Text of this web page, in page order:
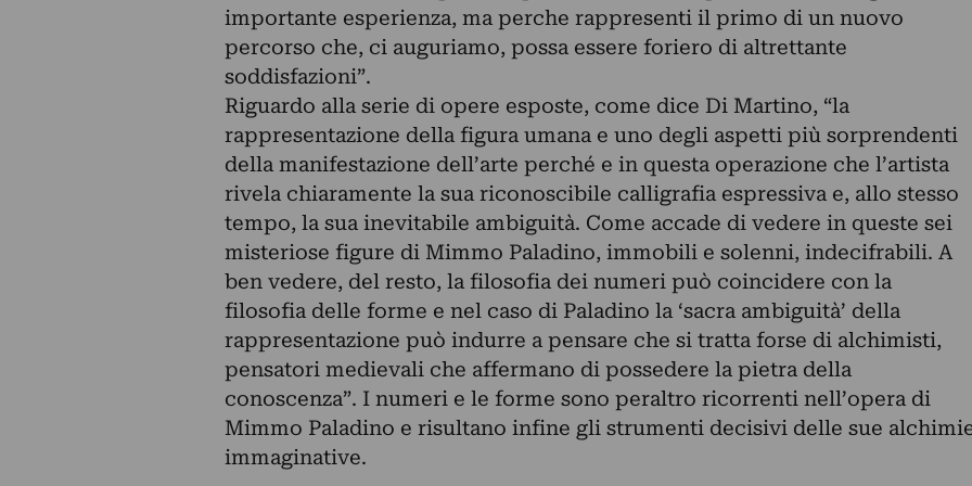
importante esperienza, ma perche rappresenti il primo di un nuovo
percorso che, ci auguriamo, possa essere foriero di altrettante
soddisfazioni”.
Riguardo alla serie di opere esposte, come dice Di Martino, “la
rappresentazione della figura umana e uno degli aspetti più sorprendenti
della manifestazione dell’arte perché e in questa operazione che l’artista
rivela chiaramente la sua riconoscibile calligrafia espressiva e, allo stesso
tempo, la sua inevitabile ambiguità. Come accade di vedere in queste sei
misteriose figure di Mimmo Paladino, immobili e solenni, indecifrabili. A
ben vedere, del resto, la filosofia dei numeri può coincidere con la
filosofia delle forme e nel caso di Paladino la ‘sacra ambiguità’ della
rappresentazione può indurre a pensare che si tratta forse di alchimisti,
pensatori medievali che affermano di possedere la pietra della
conoscenza”. I numeri e le forme sono peraltro ricorrenti nell’opera di
Mimmo Paladino e risultano infine gli strumenti decisivi delle sue
immaginative.